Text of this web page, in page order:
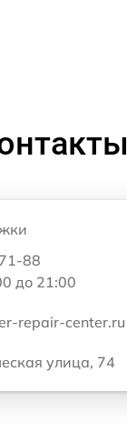
88
до 21:00
repair-center.ru
улица, 74